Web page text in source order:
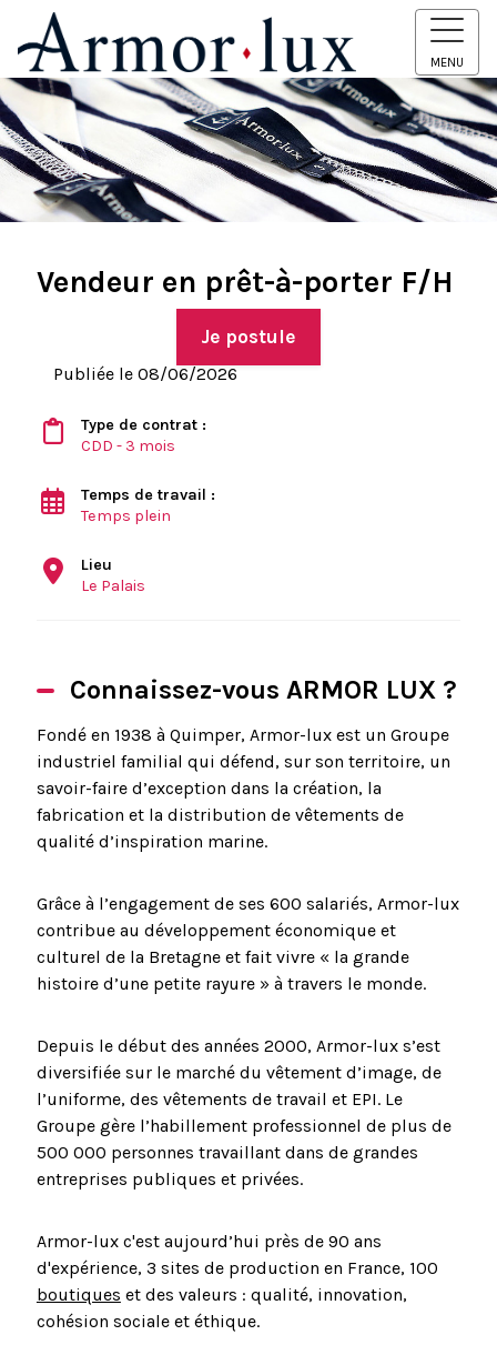
MENU
Vendeur en prêt-à-porter F/H
Je postule
Publiée le 08/06/2026
Type de contrat :
CDD - 3 mois
Temps de travail :
Temps plein
Lieu
Le Palais
Connaissez-vous ARMOR LUX ?
Fondé en 1938 à Quimper, Armor-lux est un Groupe
industriel familial qui défend, sur son territoire, un
savoir-faire d’exception dans la création, la
fabrication et la distribution de vêtements de
qualité d’inspiration marine.
Grâce à l’engagement de ses 600 salariés, Armor-lux
contribue au développement économique et
culturel de la Bretagne et fait vivre « la grande
histoire d’une petite rayure » à travers le monde.
Depuis le début des années 2000, Armor-lux s’est
diversifiée sur le marché du vêtement d’image, de
l’uniforme, des vêtements de travail et EPI. Le
Groupe gère l’habillement professionnel de plus de
500 000 personnes travaillant dans de grandes
entreprises publiques et privées.
Armor-lux c'est aujourd’hui près de 90 ans
d'expérience, 3 sites de production en France, 100
boutiques et des valeurs : qualité, innovation,
cohésion sociale et éthique.